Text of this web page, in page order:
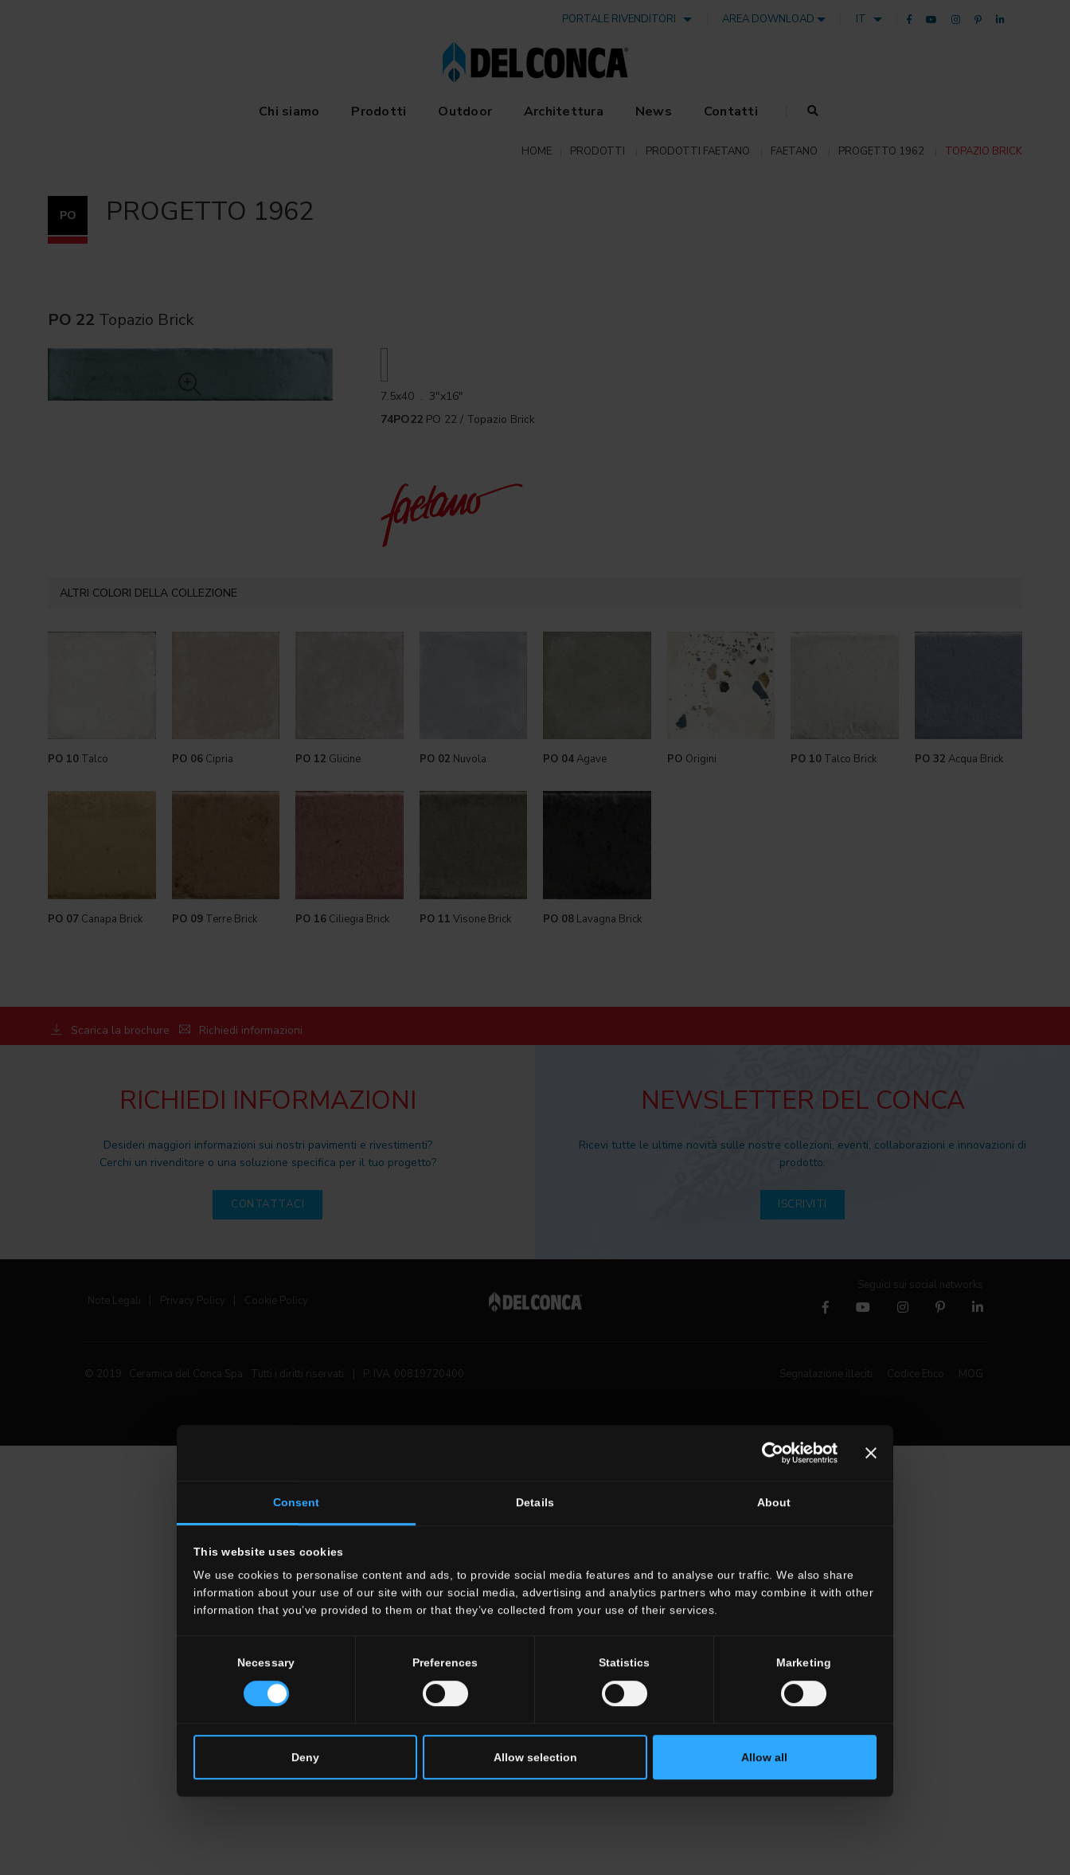
Consent Details About
This website uses cookies
We use cookies to personalise content and ads, to provide social media features and to analyse our traffic. We also share
information about your use of our site with our social media, advertising and analytics partners who may combine it with other
information that you’ve provided to them or that they’ve collected from your use of their services.
Necessary Preferences Statistics Marketing
Deny Allow selection Allow all
PORTALE RIVENDITORI AREA DOWNLOAD IT
Chi siamo Prodotti Outdoor Architettura News Contatti
HOME PRODOTTI PRODOTTI FAETANO FAETANO PROGETTO 1962 TOPAZIO BRICK
PO PROGETTO 1962
PO 22 Topazio Brick
7.5x40 . 3"x16"
74PO22 PO 22 / Topazio Brick
ALTRI COLORI DELLA COLLEZIONE
PO 10 Talco PO 06Cipria PO 12 Glicine PO 02 Nuvola PO 04Agave PO Origini PO 10 Talco Brick PO 32 Acqua Brick
PO 07 Canapa Brick PO 09Terre Brick PO 16 Ciliegia Brick PO 11 Visone Brick PO 08 Lavagna Brick
Scarica la brochure Richiedi informazioni
RICHIEDI INFORMAZIONI
Desideri maggiori informazioni sui nostri pavimenti e rivestimenti?
Cerchi un rivenditore o una soluzione specifica per il tuo progetto?
CONTATTACI
NEWSLETTER DEL CONCA
Ricevi tutte le ultime novità sulle nostre collezioni, eventi, collaborazioni e innovazioni di
prodotto.
ISCRIVITI
Note Legali Privacy Policy Cookie Policy
Seguici sui social networks
© 2019 Ceramica del Conca Spa Tutti i diritti riservati P. IVA 00819720400 Segnalazione illeciti Codice Etico MOG